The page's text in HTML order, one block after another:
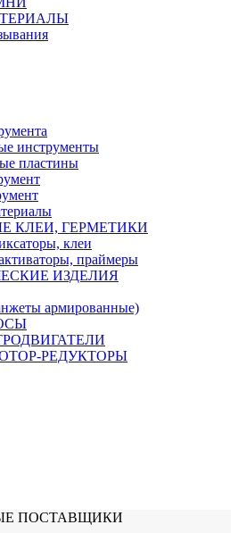
инструменты
пластины
КЛЕИ, ГЕРМЕТИКИ
клеи
праймеры
ИЗДЕЛИЯ
армированные)
РЕДУКТОРЫ
ПОСТАВЩИКИ